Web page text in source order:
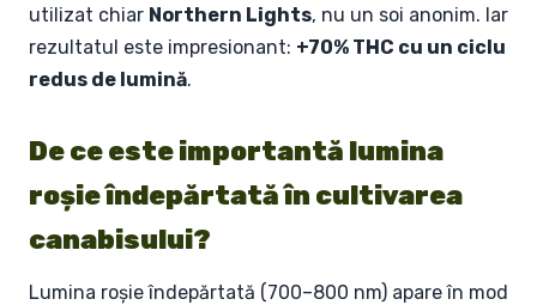
utilizat chiar Northern Lights, nu un soi anonim. Iar
rezultatul este impresionant: +70% THC cu un ciclu
redus de lumină.
De ce este importantă lumina
roșie îndepărtată în cultivarea
canabisului?
Lumina roșie îndepărtată (700–800 nm) apare în mod